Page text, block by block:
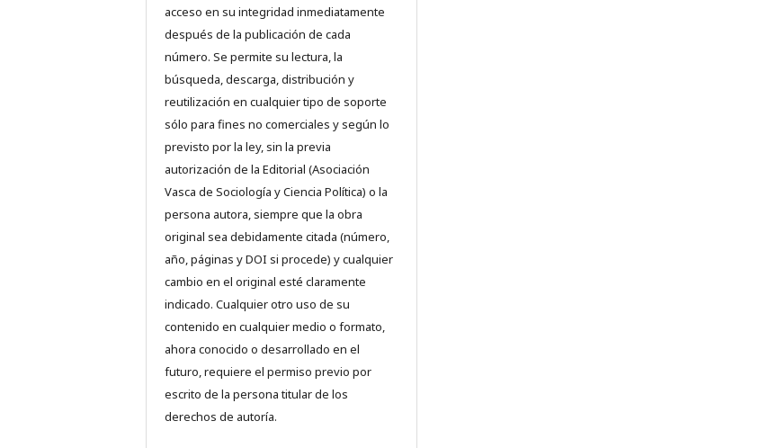
acceso en su integridad inmediatamente
después de la publicación de cada
número. Se permite su lectura, la
búsqueda, descarga, distribución y
reutilización en cualquier tipo de soporte
sólo para fines no comerciales y según lo
previsto por la ley, sin la previa
autorización de la Editorial (Asociación
Vasca de Sociología y Ciencia Política) o la
persona autora, siempre que la obra
original sea debidamente citada (número,
año, páginas y DOI si procede) y cualquier
cambio en el original esté claramente
indicado. Cualquier otro uso de su
contenido en cualquier medio o formato,
ahora conocido o desarrollado en el
futuro, requiere el permiso previo por
escrito de la persona titular de los
derechos de autoría.